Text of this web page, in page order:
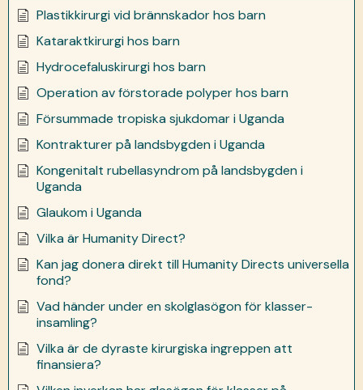
Plastikkirurgi vid brännskador hos barn
Kataraktkirurgi hos barn
Hydrocefaluskirurgi hos barn
Operation av förstorade polyper hos barn
Försummade tropiska sjukdomar i Uganda
Kontrakturer på landsbygden i Uganda
Kongenitalt rubellasyndrom på landsbygden i
Uganda
Glaukom i Uganda
Vilka är Humanity Direct?
Kan jag donera direkt till Humanity Directs universella
fond?
Vad händer under en skolglasögon för klasser-
insamling?
Vilka är de dyraste kirurgiska ingreppen att
finansiera?